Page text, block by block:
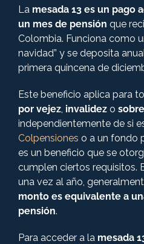
La mesada 13 es un pago
un mes de pensión que
Colombia. Funciona como
navidad” y se deposita
primera quincena de
Este beneficio aplica para
por vejez invalidez o
independientemente de si
Colpensiones o a un fondo
es un beneficio que se
cumplen ciertos requisitos.
una vez al año,
monto es equivalente a
pensión.
Para acceder a la mesada